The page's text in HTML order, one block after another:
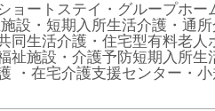
ョートステイ・グループホ
設・短期入所生活介護・通
同生活介護・住宅型有料老
祉施設・介護予防短期入所
・在宅介護支援センター・